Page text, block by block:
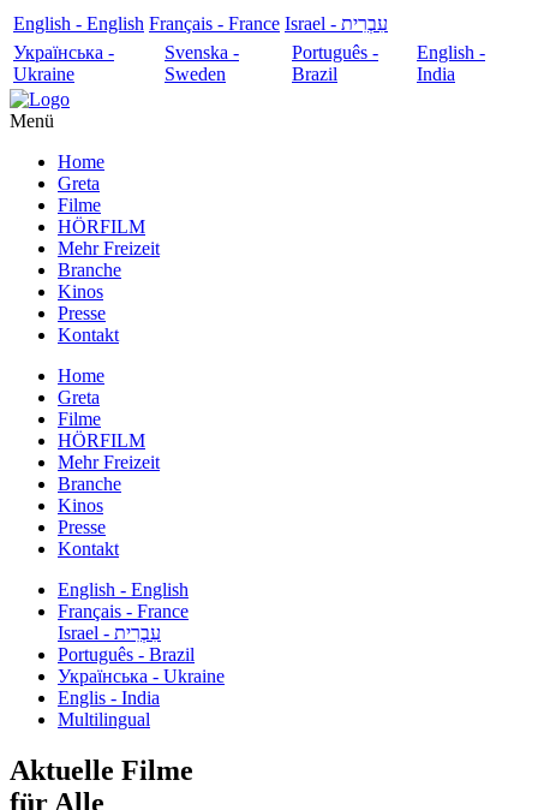
English - English Français - France
עִבְרִית - Israel
Українська -
Ukraine
Svenska -
Sweden
Português -
Brazil
English -
India
Menü
Home
Greta
Filme
HÖRFILM
Mehr Freizeit
Branche
Kinos
Presse
Kontakt
Home
Greta
Filme
HÖRFILM
Mehr Freizeit
Branche
Kinos
Presse
Kontakt
English - English
Français - France
עִבְרִית - Israel
Português - Brazil
Українська - Ukraine
Englis - India
Multilingual
Aktuelle Filme
für Alle